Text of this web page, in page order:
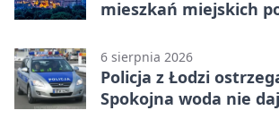
mieszkań miejskich
6 sierpnia 2026
Policja z Łodzi
Spokojna woda nie